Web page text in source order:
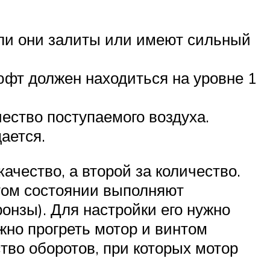
они залиты или имеют сильный
должен находиться на уровне 1
поступаемого воздуха.
а второй за количество.
состоянии выполняют
Для настройки его нужно
прогреть мотор и винтом
оборотов, при которых мотор